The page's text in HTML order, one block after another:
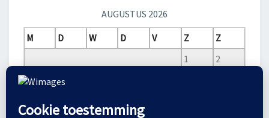
AUGUSTUS 2026
M
D W D V Z
Z
1
2
3
4